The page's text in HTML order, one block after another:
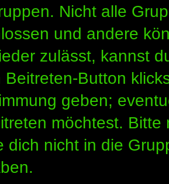
Nicht alle
und andere
zulässt, kannst
Beitreten-Button
geben;
möchtest.
dich nicht in die